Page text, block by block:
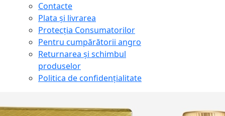
Contacte
Plata și livrarea
Protecţia Consumatorilor
Pentru cumpărătorii angro
Returnarea și schimbul
produselor
Politica de confidențialitate